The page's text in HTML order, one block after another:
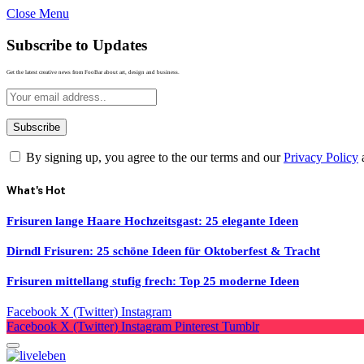
Close Menu
Subscribe to Updates
Get the latest creative news from FooBar about art, design and business.
By signing up, you agree to the our terms and ourPrivacy Policy
What's Hot
Frisuren lange Haare Hochzeitsgast: 25 elegante Ideen
Dirndl Frisuren: 25 schöne Ideen für Oktoberfest & Tracht
Frisuren mittellang stufig frech: Top 25 moderne Ideen
Facebook X (Twitter) Instagram
Facebook X (Twitter) Instagram Pinterest Tumblr